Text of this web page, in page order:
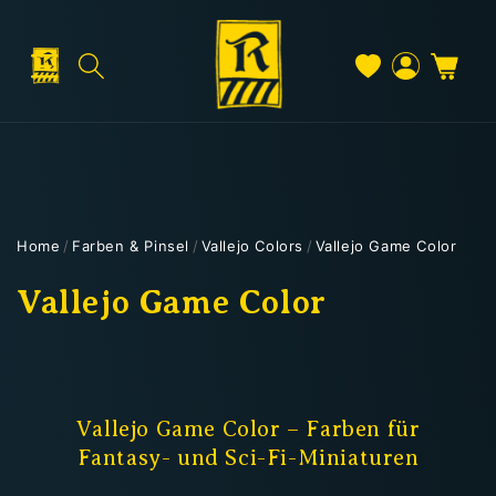
Inhalt
Warenkorb
Home / Farben & Pinsel / Vallejo Colors / Vallejo Game Color
K
Vallejo Game Color
Vallejo Game Color – Farben für
Fantasy- und Sci-Fi-Miniaturen
Versand & Lieferung
Deutschland: ab69 €
Österreich & EU: ab 200 €